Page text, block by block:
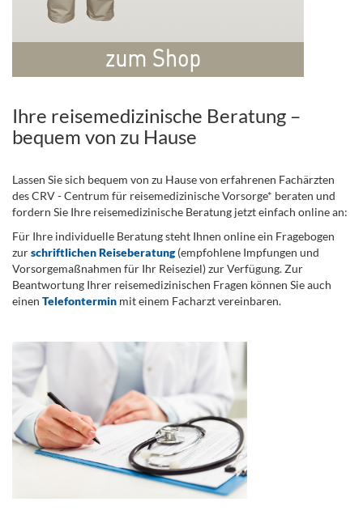
Ihre reisemedizinische Beratung –
bequem von zu Hause
Lassen Sie sich bequem von zu Hause von erfahrenen Fachärzten
des CRV - Centrum für reisemedizinische Vorsorge* beraten und
fordern Sie Ihre reisemedizinische Beratung jetzt einfach online an:
Für Ihre individuelle Beratung steht Ihnen online ein Fragebogen
zurschriftlichen Reiseberatung(empfohlene Impfungen und
Vorsorgemaßnahmen für Ihr Reiseziel) zur Verfügung. Zur
Beantwortung Ihrer reisemedizinischen Fragen können Sie auch
einen Telefontermin mit einem Facharzt vereinbaren.